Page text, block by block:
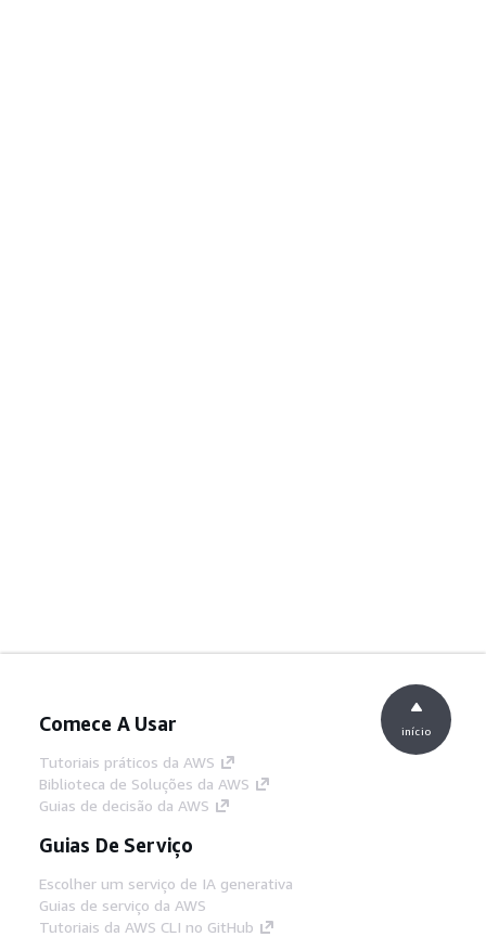
Comece A Usar
Tutoriais práticos da AWS
Biblioteca de Soluções da AWS
Guias de decisão da AWS
Guias De Serviço
Escolher um serviço de IA generativa
Guias de serviço da AWS
Tutoriais da AWS CLI no GitHub
início